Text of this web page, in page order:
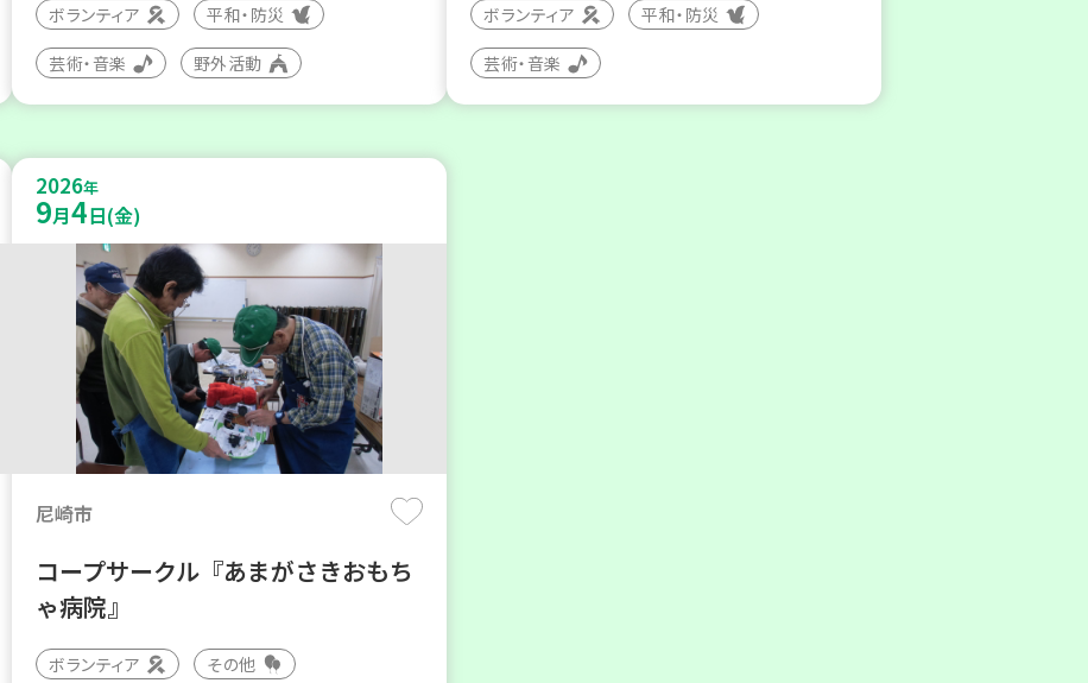
ボランティア 平和・防災
芸術・音楽 野外活動
ボランティア 平和・防災
芸術・音楽
2026年
9月4日(金)
尼崎市
コープサークル『あまがさきおもち
ゃ病院』
ボランティア その他